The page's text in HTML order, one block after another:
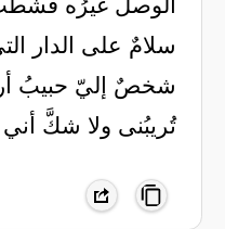
‏سلامٌ على الدار
شخصٌ إليّ حبيبُ
تُريبُنى ‏ولا شكَّ